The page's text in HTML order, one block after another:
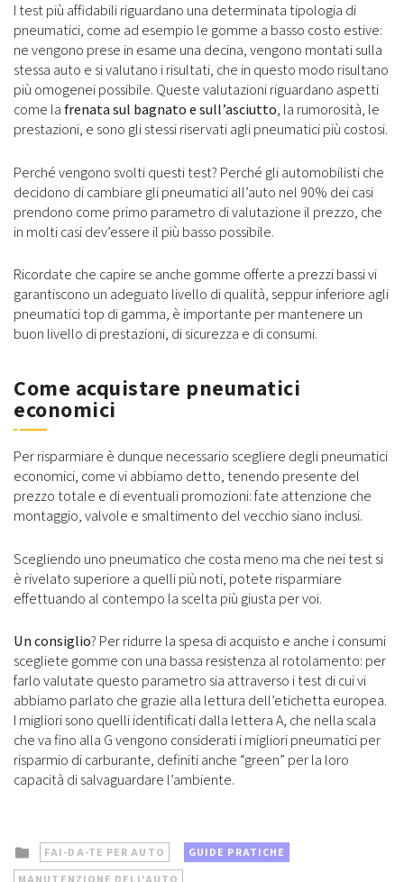
I test più affidabili riguardano una determinata tipologia di
pneumatici, come ad esempio le gomme a basso costo estive:
ne vengono prese in esame una decina, vengono montati sulla
stessa auto e si valutano i risultati, che in questo modo risultano
più omogenei possibile. Queste valutazioni riguardano aspetti
come lafrenata sul bagnato e sull’asciutto, la rumorosità, le
prestazioni, e sono gli stessi riservati agli pneumatici più costosi.
Perché vengono svolti questi test? Perché gli automobilisti che
decidono di cambiare gli pneumatici all’auto nel 90% dei casi
prendono come primo parametro di valutazione il prezzo, che
in molti casi dev’essere il più basso possibile.
Ricordate che capire se anche gomme offerte a prezzi bassi vi
garantiscono un adeguato livello di qualità, seppur inferiore agli
pneumatici top di gamma, è importante per mantenere un
buon livello di prestazioni, di sicurezza e di consumi.
Come acquistare pneumatici
economici
Per risparmiare è dunque necessario scegliere degli pneumatici
economici, come vi abbiamo detto, tenendo presente del
prezzo totale e di eventuali promozioni: fate attenzione che
montaggio, valvole e smaltimento del vecchio siano inclusi.
Scegliendo uno pneumatico che costa meno ma che nei test si
è rivelato superiore a quelli più noti, potete risparmiare
effettuando al contempo la scelta più giusta per voi.
Un consiglio? Per ridurre la spesa di acquisto e anche i consumi
scegliete gomme con una bassa resistenza al rotolamento: per
farlo valutate questo parametro sia attraverso i test di cui vi
abbiamo parlato che grazie alla lettura dell’etichetta europea.
I migliori sono quelli identificati dalla lettera A, che nella scala
che va fino alla G vengono considerati i migliori pneumatici per
risparmio di carburante, definiti anche “green” per la loro
capacità di salvaguardare l’ambiente.
Posted
in
FAI-DA-TE PER AUTO
GUIDE PRATICHE
MANUTENZIONE DELL'AUTO